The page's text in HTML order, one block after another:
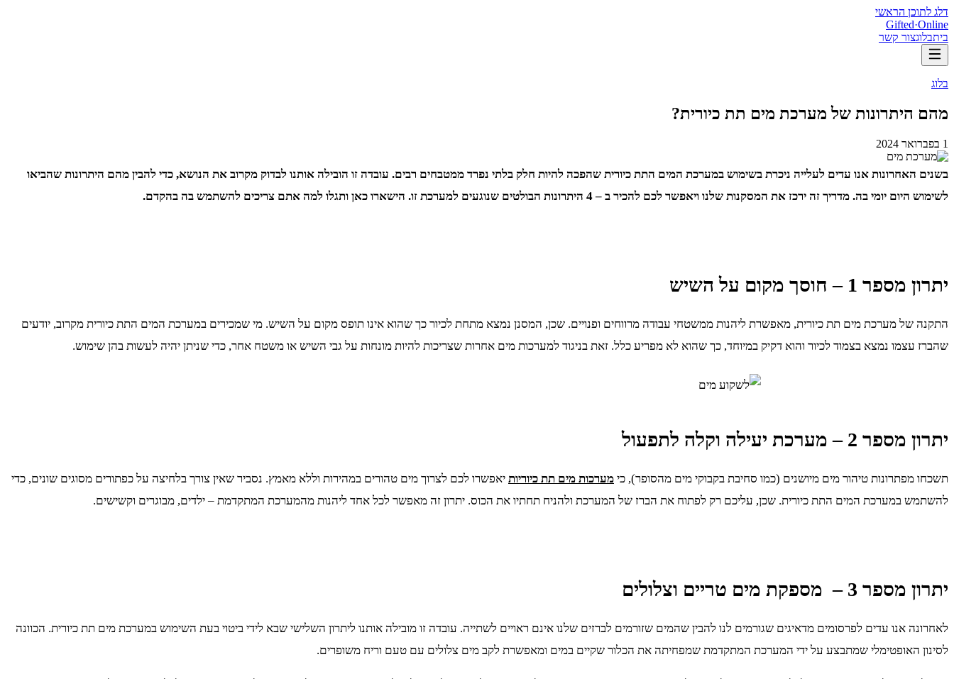
דלג לתוכן הראשי
Gifted·Online
ביתבלוגצור קשר
בלוג
מהם היתרונות של מערכת מים תת כיורית?
1 בפברואר 2024
בשנים האחרונות אנו עדים לעלייה ניכרת בשימוש במערכת המים התת כיורית שהפכה להיות חלק בלתי נפרד ממטבחים רבים. עובדה זו הובילה אותנו לבדוק מקרוב את הנושא, כדי להבין מהם היתרונות שהביאו
לשימוש היום יומי בה. מדריך זה ירכז את המסקנות שלנו ויאפשר לכם להכיר ב – 4 היתרונות הבולטים שנוגעים למערכת זו. הישארו כאן ותגלו למה אתם צריכים להשתמש בה בהקדם.
יתרון מספר 1 – חוסך מקום על השיש
התקנה של מערכת מים תת כיורית, מאפשרת ליהנות ממשטחי עבודה מרווחים ופנויים. שכן, המסנן נמצא מתחת לכיור כך שהוא אינו תופס מקום על השיש. מי שמכירים במערכת המים התת כיורית מקרוב, יודעים
שהברז עצמו נמצא בצמוד לכיור והוא דקיק במיוחד, כך שהוא לא מפריע כלל. זאת בניגוד למערכות מים אחרות שצריכות להיות מונחות על גבי השיש או משטח אחר, כדי שניתן יהיה לעשות בהן שימוש.
יתרון מספר 2 – מערכת יעילה וקלה לתפעול
תשכחו מפתרונות טיהור מים מיושנים (כמו סחיבת בקבוקי מים מהסופר), כי מערכות מים תת כיוריות יאפשרו לכם לצרוך מים טהורים במהירות וללא מאמץ. נסביר שאין צורך בלחיצה על כפתורים מסוגים שונים, כדי
להשתמש במערכת המים התת כיורית. שכן, עליכם רק לפתוח את הברז של המערכת ולהניח תחתיו את הכוס. יתרון זה מאפשר לכל אחד ליהנות מהמערכת המתקדמת – ילדים, מבוגרים וקשישים.
יתרון מספר 3 – מספקת מים טריים וצלולים
לאחרונה אנו עדים לפרסומים מדאיגים שגורמים לנו להבין שהמים שזורמים לברזים שלנו אינם ראויים לשתייה. עובדה זו מובילה אותנו ליתרון השלישי שבא לידי ביטוי בעת השימוש במערכת מים תת כיורית. הכוונה
לסינון האופטימלי שמתבצע על ידי המערכת המתקדמת שמפחיתה את הכלור שקיים במים ומאפשרת לקב מים צלולים עם טעם וריח משופרים.